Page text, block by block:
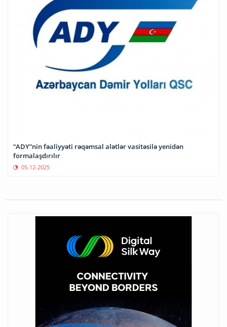
“ADY”nin fəaliyyəti rəqəmsal alətlər vasitəsilə yenidən
formalaşdırılır
05-12-2025